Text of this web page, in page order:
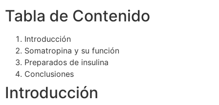
Tabla de Contenido
Introducción
Somatropina y su función
Preparados de insulina
Conclusiones
Introducción